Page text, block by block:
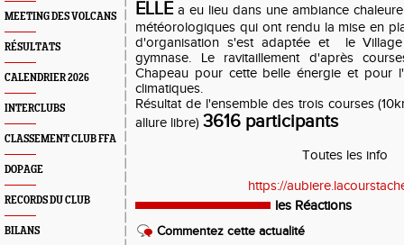
MEETING DES VOLCANS
RÉSULTATS
CALENDRIER 2026
INTERCLUBS
CLASSEMENT CLUB FFA
DOPAGE
RECORDS DU CLUB
BILANS
ELLEa eu lieu dans une ambiance
météorologiques qui ont rendu la mise en
d'organisation s'est adaptée et le
gymnase. Le ravitaillement d'après
Chapeau pour cette belle énergie et pour
climatiques.
Résultat de l'ensemble des trois courses
allure libre) 3616 participants
Toutes les info
https://
les Réactions
Commentez cette actualité